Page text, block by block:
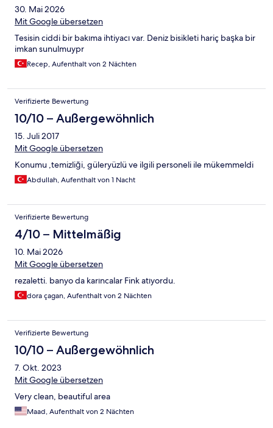
30. Mai 2026
Mit Google übersetzen
Tesisin ciddi bir bakıma ihtiyacı var. Deniz bisikleti hariç başka bir
imkan sunulmuypr
Recep, Aufenthalt von 2 Nächten
Verifizierte Bewertung
10/10 – Außergewöhnlich
15. Juli 2017
Mit Google übersetzen
Konumu ,temizliği, güleryüzlü ve ilgili personeli ile mükemmeldi
Abdullah, Aufenthalt von 1 Nacht
Verifizierte Bewertung
4/10 – Mittelmäßig
10. Mai 2026
Mit Google übersetzen
rezaletti. banyo da karıncalar Fink atıyordu.
dora çagan, Aufenthalt von 2 Nächten
Verifizierte Bewertung
10/10 – Außergewöhnlich
7. Okt. 2023
Mit Google übersetzen
Very clean, beautiful area
Maad, Aufenthalt von 2 Nächten